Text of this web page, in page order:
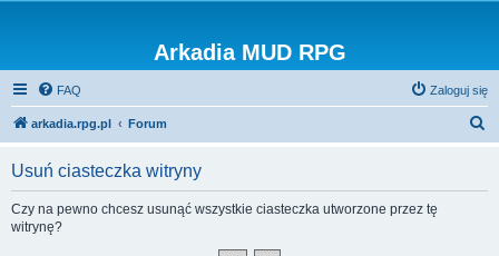
Arkadia MUD RPG
FAQ Zaloguj się
arkadia.rpg.pl Forum
Usuń ciasteczka witryny
Czy na pewno chcesz usunąć wszystkie ciasteczka utworzone przez tę
witrynę?